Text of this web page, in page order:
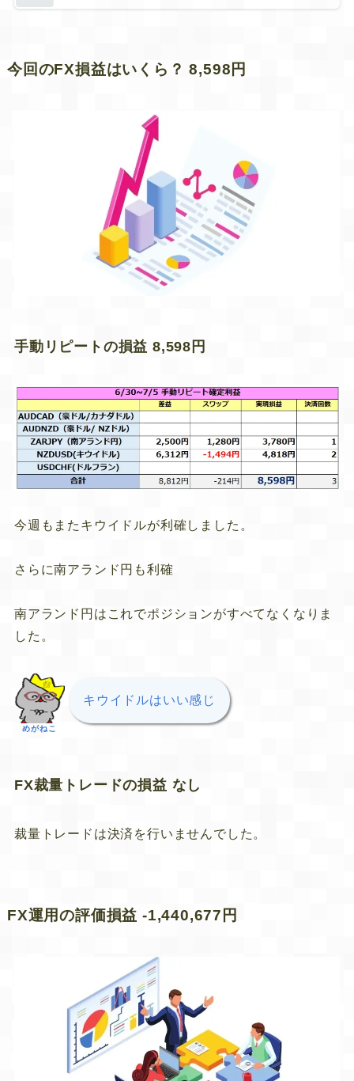
今回のFX損益はいくら？ 8,598円
手動リピートの損益 8,598円
今週もまたキウイドルが利確しました。
さらに南アランド円も利確
南アランド円はこれでポジションがすべてなくなりま
した。
めがねこ
キウイドルはいい感じ
FX裁量トレードの損益 なし
裁量トレードは決済を行いませんでした。
FX運用の評価損益 -1,440,677円